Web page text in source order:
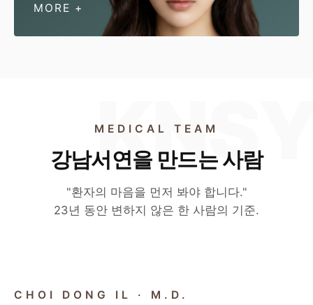
MORE +
MEDICAL TEAM
강남서연을 만드는 사람
"환자의 마음을 먼저 봐야 합니다."
23년 동안 변하지 않은 한 사람의 기준.
CHIEF DIRECTOR
CHOI DONG IL · M.D.